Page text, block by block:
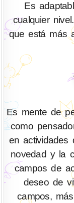
Es
cualquier
que está más
Es mente de
como
en actividades
novedad y la
campos de
deseo de
campos,